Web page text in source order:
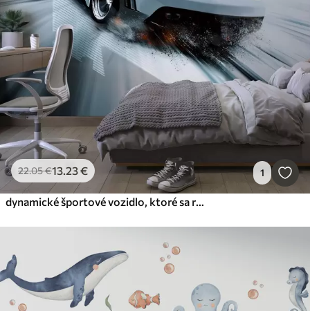
22.05€13.23€ 1
dynamické športové vozidlo, ktoré sa rúti priestorom